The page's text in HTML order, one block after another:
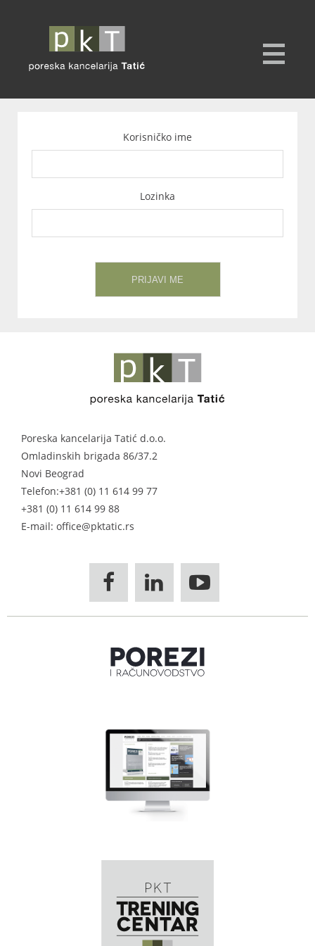
Korisničko ime
Lozinka
Poreska kancelarija Tatić d.o.o.
Omladinskih brigada 86/37.2
Novi Beograd
Telefon:+381 (0) 11 614 99 77
+381 (0) 11 614 99 88
E-mail: office@pktatic.rs
  